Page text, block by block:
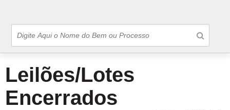
Leilões/Lotes
Encerrados